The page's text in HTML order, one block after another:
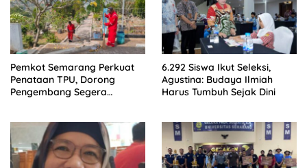
Pemkot Semarang Perkuat
Penataan TPU, Dorong
Pengembang Segera
6.292 Siswa Ikut Seleksi,
Agustina: Budaya Ilmiah
Harus Tumbuh Sejak Dini